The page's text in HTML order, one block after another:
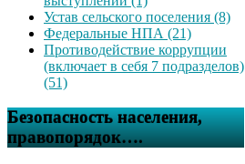
Устав сельского поселения (8)
Федеральные НПА (21)
Противодействие коррупции
(включает в себя 7 подразделов)
(51)
Безопасность населения,
правопорядок….